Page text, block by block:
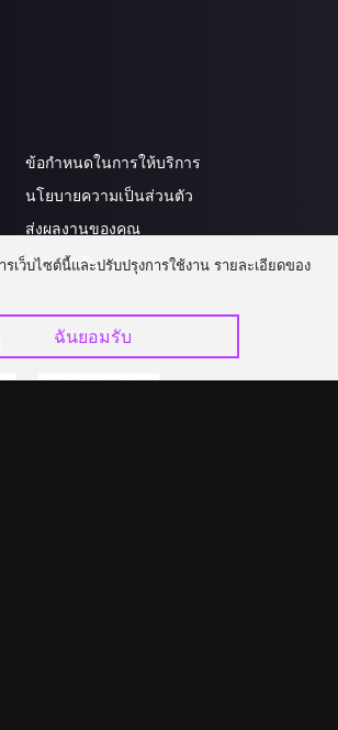
ข้อกำหนดในการให้บริการ
นโยบายความเป็นส่วนตัว
ส่งผลงานของคุณ
ร่วมงานกับเรา
รเว็บไซต์นี้และปรับปรุงการใช้งาน รายละเอียดของ
ฉันยอมรับ